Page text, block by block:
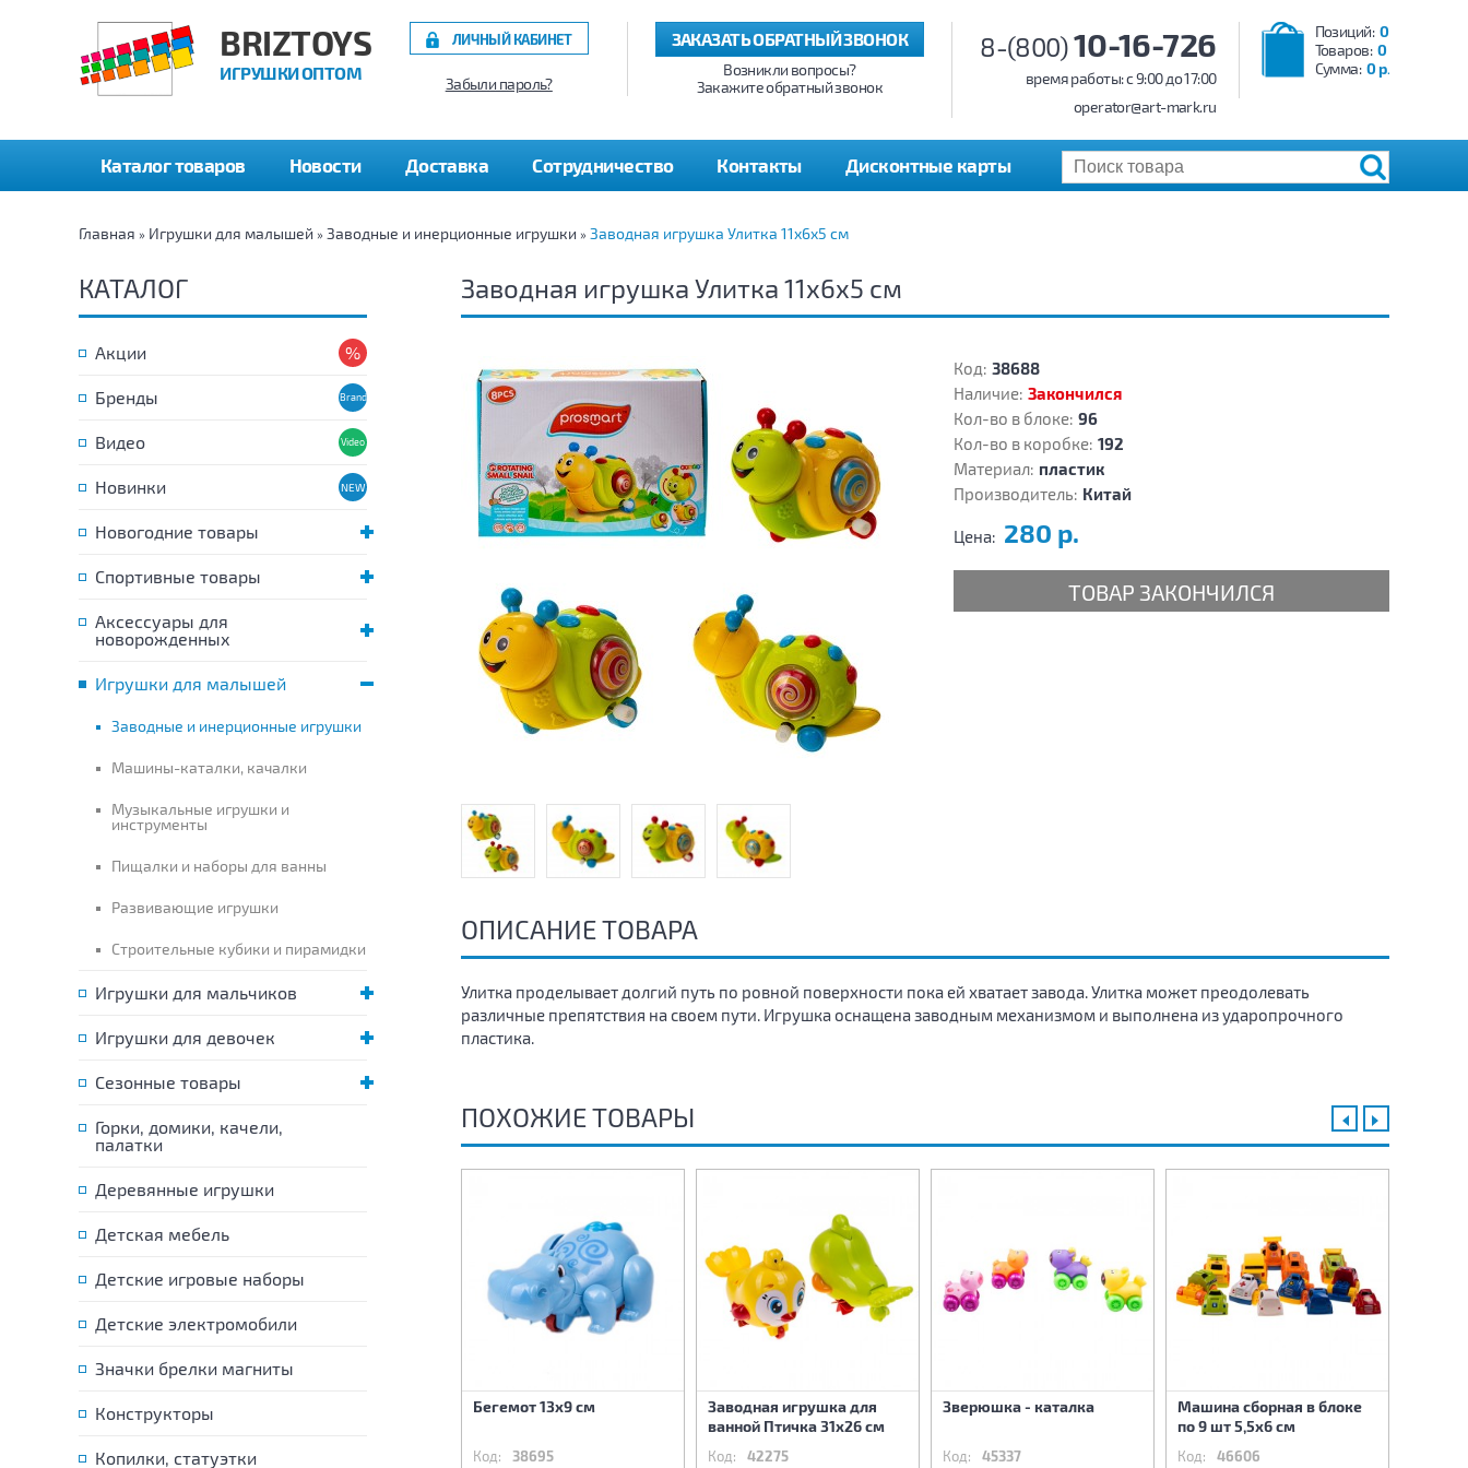
BRIZTOYS
ИГРУШКИ ОПТОМ
Позиций: 0
Товаров: 0
Сумма: 0 р.
8-(800)10-16-726
время работы: c 9:00 до 17:00
operator@art-mark.ru
ЗАКАЗАТЬ ОБРАТНЫЙ ЗВОНОК
Возникли вопросы?
Закажите обратный звонок
ЛИЧНЫЙ КАБИНЕТ
Забыли пароль?
Каталог товаров Новости Доставка Сотрудничество Контакты Дисконтные карты
Главная » Игрушки для малышей » Заводные и инерционные игрушки » Заводная игрушка Улитка 11x6x5 cм
КАТАЛОГ
Акции
Бренды
Видео
Новинки
Новогодние товары
Спортивные товары
Аксессуары для
новорожденных
Игрушки для малышей
Заводные и инерционные игрушки
Машины-каталки, качалки
Музыкальные игрушки и
инструменты
Пищалки и наборы для ванны
Развивающие игрушки
Строительные кубики и пирамидки
Игрушки для мальчиков
Игрушки для девочек
Сезонные товары
Горки, домики, качели,
палатки
Деревянные игрушки
Детская мебель
Детские игровые наборы
Детские электромобили
Значки брелки магниты
Конструкторы
Копилки, статуэтки
Заводная игрушка Улитка 11x6x5 cм
Код: 38688
Наличие: Закончился
Кол-во в блоке: 96
Кол-во в коробке: 192
Материал: пластик
Производитель: Китай
Цена: 280 р.
ТОВАР ЗАКОНЧИЛСЯ
ОПИСАНИЕ ТОВАРА
Улитка проделывает долгий путь по ровной поверхности пока ей хватает завода. Улитка может преодолевать
различные препятствия на своем пути. Игрушка оснащена заводным механизмом и выполнена из ударопрочного
пластика.
ПОХОЖИЕ ТОВАРЫ
Заводная игрушка Прыг-
49950 Код:
Бегемот 13х9 см
Код: 38695
Заводная игрушка для
ванной Птичка 31х26 см
Код: 42275
Зверюшка - каталка
Код: 45337
Машина сборная в блоке
по 9 шт 5,5х6 см
Код: 46606